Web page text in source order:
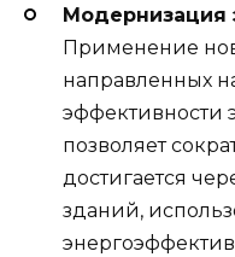
Модернизация
Применение
направленных
эффективности
позволяет
достигается
зданий,